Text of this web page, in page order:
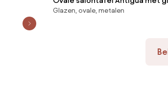
tafelblad in marmerlook
Glazen, ovale, metalen